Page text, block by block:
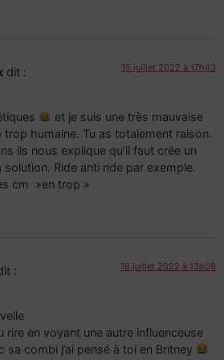
dit : 15 juillet 2022 à 17h43
et je suis une très mauvaise
humaine. Tu as totalement raison.
ils nous explique qu’il faut crée un
Ride anti ride par exemple.
cm »en trop »
: 18 juillet 2022 à 13h08
rire en voyant une autre influenceuse
sa combi j’ai pensé à toi en Britney